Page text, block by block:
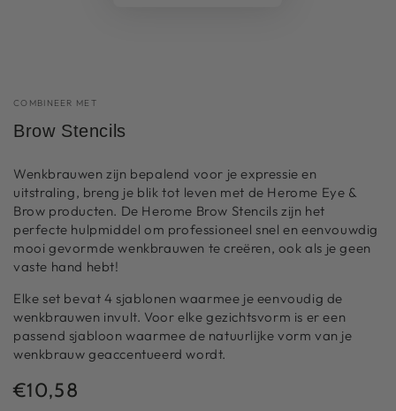
COMBINEER MET
Brow Stencils
Wenkbrauwen zijn bepalend voor je expressie en
uitstraling, breng je blik tot leven met de Herome Eye &
Brow producten. De Herome Brow Stencils zijn het
perfecte hulpmiddel om professioneel snel en eenvouwdig
mooi gevormde wenkbrauwen te creëren, ook als je geen
vaste hand hebt!
Elke set bevat 4 sjablonen waarmee je eenvoudig de
wenkbrauwen invult. Voor elke gezichtsvorm is er een
passend sjabloon waarmee de natuurlijke vorm van je
wenkbrauw geaccentueerd wordt.
Normale
€10,58